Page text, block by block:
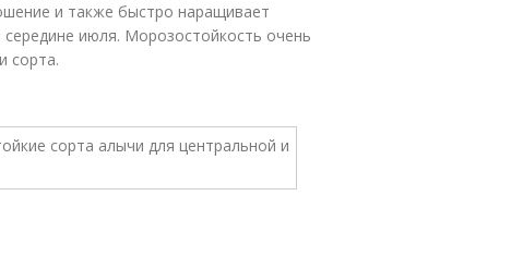
и также быстро наращивает
июля. Морозостойкость очень
сорта.